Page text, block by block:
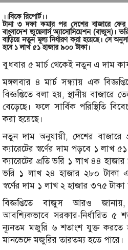
।।বিকে রিপোর্ট।।
টানা ৩ দফা কমার পর দেশের বাজারে ফের
বাংলাদেশ জুয়েলার্স অ্যাসোসিয়েশন (বাজুস)।
বাড়িয়ে নতুন মূল্য নির্ধারণ করা হয়েছে। সে
হবে ১ লাখ ৫১ হাজার ৯০০ টাকা।
বুধবার ৫ মার্চ থেকেই নতুন এ দাম
মঙ্গলবার ৪ মার্চ সন্ধ্যায় এক
বিজ্ঞপ্তিতে বলা হয়, স্থানীয় বাজারে
বেড়েছে। ফলে সার্বিক পরিস্থিতি
করা হয়েছে।
নতুন দাম অনুযায়ী, দেশের বাজারে
ক্যারেটের স্বর্ণের দাম পড়বে ১ লাখ
ক্যারেটের প্রতি ভরি ১ লাখ ৪৪
ভরি ১ লাখ ২৪ হাজার ২৮০ টাকা
স্বর্ণের দাম ১ লাখ ২ হাজার ৩৭৫ টাকা
বিজ্ঞপ্তিতে বাজুস আরও জানায়,
আবশ্যিকভাবে সরকার-নির্ধারিত ৫
ন্যূনতম মজুরি ৬ শতাংশ যুক্ত করতে
মানভেদে মজুরির তারতম্য হতে পারে।